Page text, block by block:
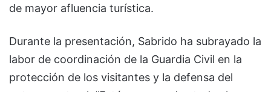
de mayor afluencia turística.
Durante la presentación, Sabrido ha subrayado la
labor de coordinación de la Guardia Civil en la
protección de los visitantes y la defensa del